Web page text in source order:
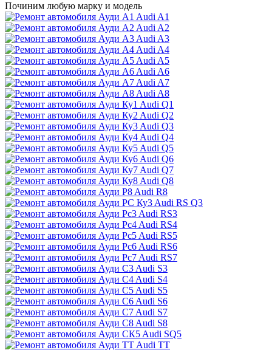
Починим любую марку и модель
Audi A1
Audi A2
Audi A3
Audi A4
Audi A5
Audi A6
Audi A7
Audi A8
Audi Q1
Audi Q2
Audi Q3
Audi Q4
Audi Q5
Audi Q6
Audi Q7
Audi Q8
Audi R8
Audi RS Q3
Audi RS3
Audi RS4
Audi RS5
Audi RS6
Audi RS7
Audi S3
Audi S4
Audi S5
Audi S6
Audi S7
Audi S8
Audi SQ5
Audi TT